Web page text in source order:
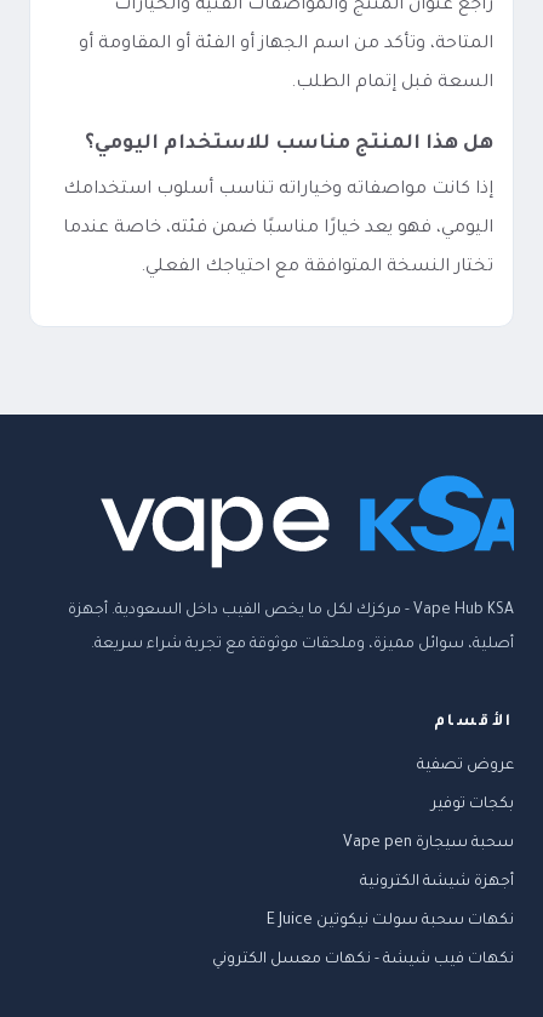
راجع عنوان المنتج والمواصفات الفنية والخيارات
المتاحة، وتأكد من اسم الجهاز أو الفئة أو المقاومة أو
السعة قبل إتمام الطلب.
هل هذا المنتج مناسب للاستخدام اليومي؟
إذا كانت مواصفاته وخياراته تناسب أسلوب استخدامك
اليومي، فهو يعد خيارًا مناسبًا ضمن فئته، خاصة عندما
تختار النسخة المتوافقة مع احتياجك الفعلي.
Vape Hub KSA - مركزك لكل ما يخص الفيب داخل السعودية. أجهزة
أصلية، سوائل مميزة، وملحقات موثوقة مع تجربة شراء سريعة.
الأقسام
عروض تصفية
بكجات توفير
سحبة سيجارة Vape pen
أجهزة شيشة الكترونية
نكهات سحبة سولت نيكوتين E Juice
نكهات فيب شيشة - نكهات معسل الكتروني